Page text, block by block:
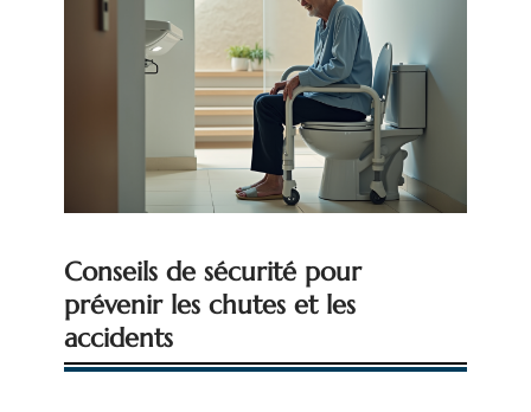
Conseils de sécurité pour
prévenir les chutes et les
accidents